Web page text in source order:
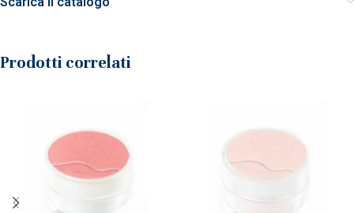
Prodotti correlati